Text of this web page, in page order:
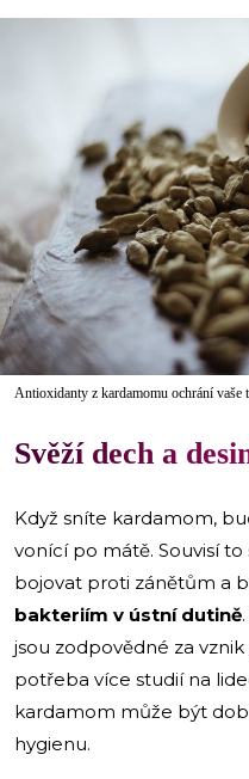
Antioxidanty z kardamomu ochrání vaše
Svěží dech a
Když sníte kardamom,
vonící po mátě. Souvisí
bojovat proti zánětům a
bakteriím v ústní dutině
jsou zodpovědné za vznik
potřeba více studií na
kardamom může být
hygienu.